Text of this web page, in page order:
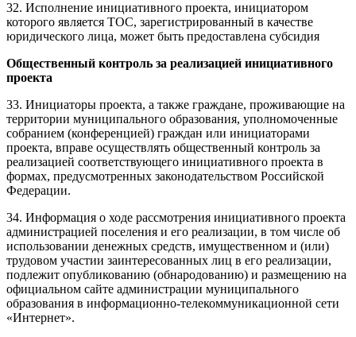
32. Исполнение инициативного проекта, инициатором
которого является ТОС, зарегистрированный в качестве
юридического лица, может быть предоставлена субсидия
Общественный контроль за реализацией инициативного
проекта
33. Инициаторы проекта, а также граждане, проживающие на
территории муниципального образования, уполномоченные
собранием (конференцией) граждан или инициаторами
проекта, вправе осуществлять общественный контроль за
реализацией соответствующего инициативного проекта в
формах, предусмотренных законодательством Российской
Федерации.
34. Информация о ходе рассмотрения инициативного проекта
администрацией поселения и его реализации, в том числе об
использовании денежных средств, имущественном и (или)
трудовом участии заинтересованных лиц в его реализации,
подлежит опубликованию (обнародованию) и размещению на
официальном сайте администрации муниципального
образования в информационно-телекоммуникационной сети
«Интернет».